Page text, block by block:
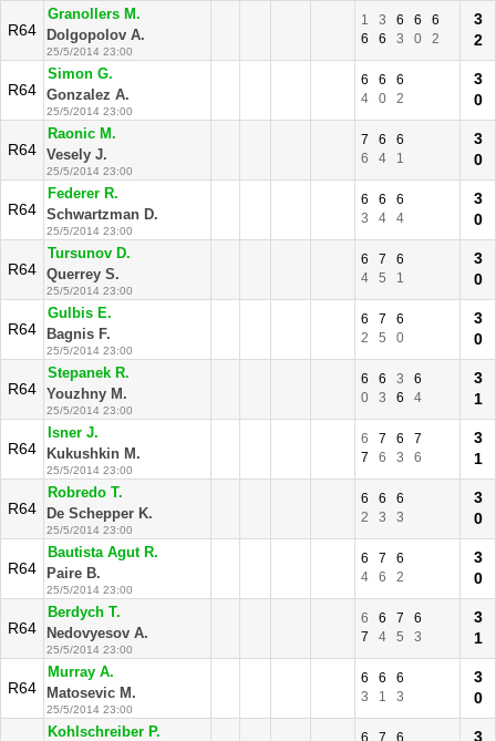
R64
Granollers M.
Dolgopolov A.
25/5/2014 23:00
1 3 6 6
6
6
6 3 0 2
3
2
R64
Simon G.
Gonzalez A.
25/5/2014 23:00
6 6
6
4
0 2
3
0
R64
Raonic M.
Vesely J.
25/5/2014 23:00
7 6
6
6
4 1
3
0
R64
Federer R.
Schwartzman D.
25/5/2014 23:00
6 6
6
3
4 4
3
0
R64
Tursunov D.
Querrey S.
25/5/2014 23:00
6 7
6
4
5 1
3
0
R64
Gulbis E.
Bagnis F.
25/5/2014 23:00
6 7
6
2
5 0
3
0
R64
Stepanek R.
Youzhny M.
25/5/2014 23:00
6 6 3
6
0
3 6 4
3
1
R64
Isner J.
Kukushkin M.
25/5/2014 23:00
6 7 6
7
7
6 3 6
3
1
R64
Robredo T.
De Schepper K.
25/5/2014 23:00
6 6
6
2
3 3
3
0
R64
Bautista Agut R.
Paire B.
25/5/2014 23:00
6 7
6
4
6 2
3
0
R64
Berdych T.
Nedovyesov A.
25/5/2014 23:00
6 6 7
6
7
4 5 3
3
1
R64
Murray A.
Matosevic M.
25/5/2014 23:00
6 6
6
3
1 3
3
0
Kohlschreiber P. 6 7 6 3